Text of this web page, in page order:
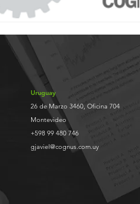
Uruguay
26 de Marzo 3460, Oficina 704
Montevideo
+598 99 480 746
gjaviel@cognus.com.uy